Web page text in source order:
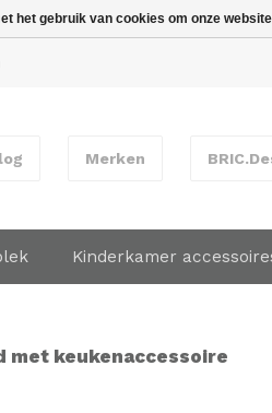
Merken
Kinderkamer
met keukenaccessoire
het gebruik van cookies om onze